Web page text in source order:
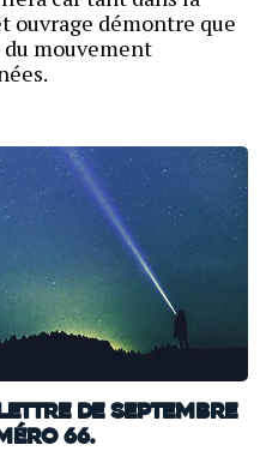
ouvrage démontre que
mouvement
de septembre
66.